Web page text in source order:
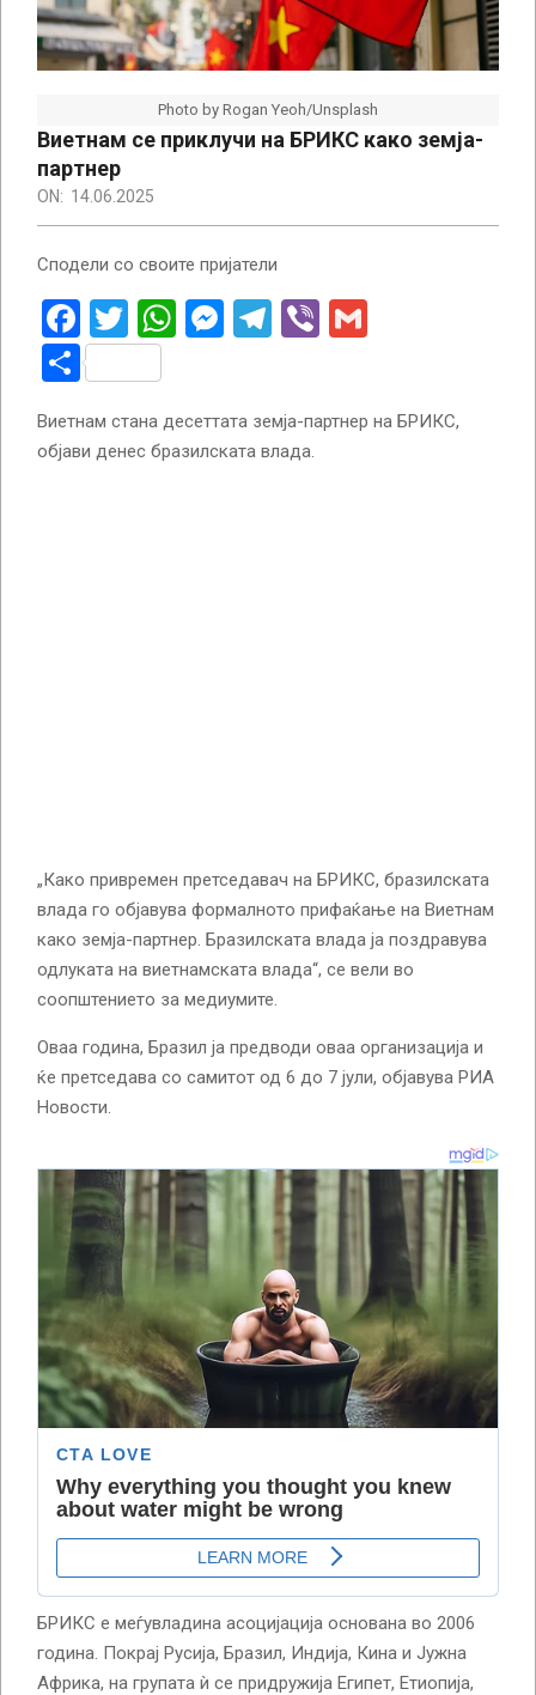
Photo by Rogan Yeoh/Unsplash
Виетнам се приклучи на БРИКС како земја-
партнер
ON: 14.06.2025
Сподели со своите пријатели
Facebook
Twitter
WhatsApp
Messenger
Telegram
Viber
Share
Виетнам стана десеттата земја-партнер на БРИКС,
објави денес бразилската влада.
„Како привремен претседавач на БРИКС, бразилската
влада го објавува формалното прифаќање на Виетнам
како земја-партнер. Бразилската влада ја поздравува
одлуката на виетнамската влада“, се вели во
соопштението за медиумите.
Оваа година, Бразил ја предводи оваа организација и
ќе претседава со самитот од 6 до 7 јули, објавува РИА
Новости.
БРИКС е меѓувладина асоцијација основана во 2006
година. Покрај Русија, Бразил, Индија, Кина и Јужна
Африка, на групата ѝ се придружија Египет, Етиопија,